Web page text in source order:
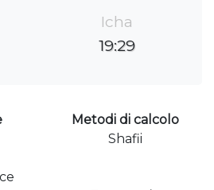
Icha
19:29
Metodi di calcolo
Shafii